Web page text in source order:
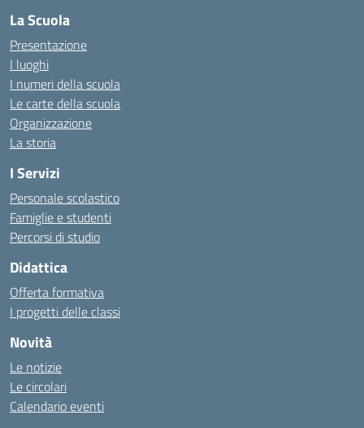
La Scuola
Presentazione
I luoghi
I numeri della scuola
Le carte della scuola
Organizzazione
La storia
I Servizi
Personale scolastico
Famiglie e studenti
Percorsi di studio
Didattica
Offerta formativa
I progetti delle classi
Novità
Le notizie
Le circolari
Calendario eventi